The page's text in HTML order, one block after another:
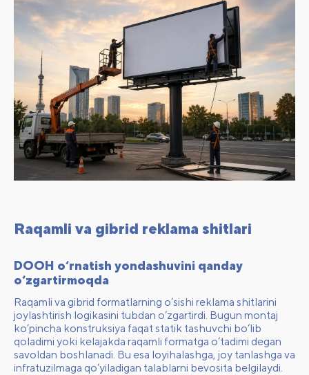
Raqamli va gibrid reklama shitlari
DOOH o‘rnatish yondashuvini qanday
o‘zgartirmoqda
Raqamli va gibrid formatlarning o‘sishi reklama shitlarini
joylashtirish logikasini tubdan o‘zgartirdi. Bugun montaj
ko‘pincha konstruksiya faqat statik tashuvchi bo‘lib
qoladimi yoki kelajakda raqamli formatga o‘tadimi degan
savoldan boshlanadi. Bu esa loyihalashga, joy tanlashga va
infratuzilmaga qo‘yiladigan talablarni bevosita belgilaydi.